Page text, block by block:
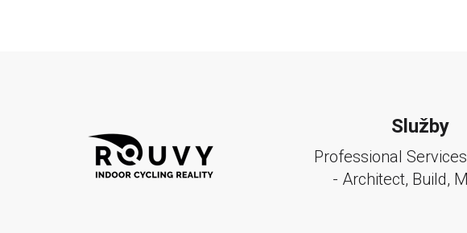
Služby
Professional
- Architect, Build,